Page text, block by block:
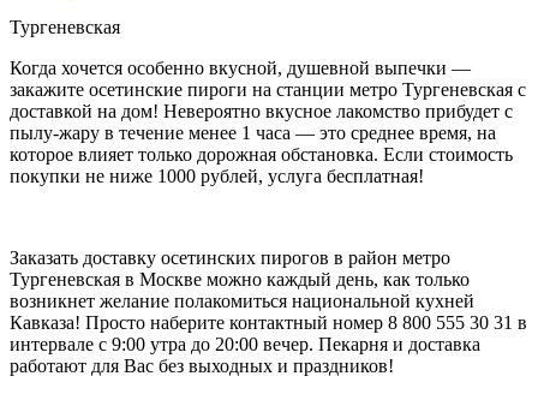
Тургеневская
Когда хочется особенно вкусной, душевной выпечки —
закажите осетинские пироги на станции метро Тургеневская с
доставкой на дом! Невероятно вкусное лакомство прибудет с
пылу-жару в течение менее 1 часа — это среднее время, на
которое влияет только дорожная обстановка. Если стоимость
покупки не ниже 1000 рублей, услуга бесплатная!
Заказать доставку осетинских пирогов в район метро
Тургеневская в Москве можно каждый день, как только
возникнет желание полакомиться национальной кухней
Кавказа! Просто наберите контактный номер 8 800 555 30 31 в
интервале с 9:00 утра до 20:00 вечер. Пекарня и доставка
работают для Вас без выходных и праздников!